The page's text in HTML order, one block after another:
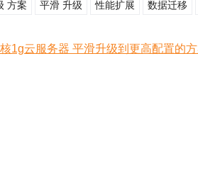
方案 平滑 升级 性能扩展 数据迁移
1g云服务器 平滑升级到更高配置的